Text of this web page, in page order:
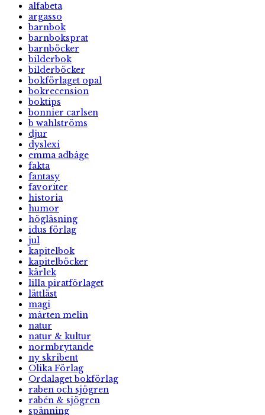
alfabeta
argasso
barnbok
barnboksprat
barnböcker
bilderbok
bilderböcker
bokförlaget opal
bokrecension
boktips
bonnier carlsen
b wahlströms
djur
dyslexi
emma adbåge
fakta
fantasy
favoriter
historia
humor
högläsning
idus förlag
jul
kapitelbok
kapitelböcker
kärlek
lilla piratförlaget
lättläst
magi
mårten melin
natur
natur & kultur
normbrytande
ny skribent
Olika Förlag
Ordalaget bokförlag
raben och sjögren
rabén & sjögren
spänning